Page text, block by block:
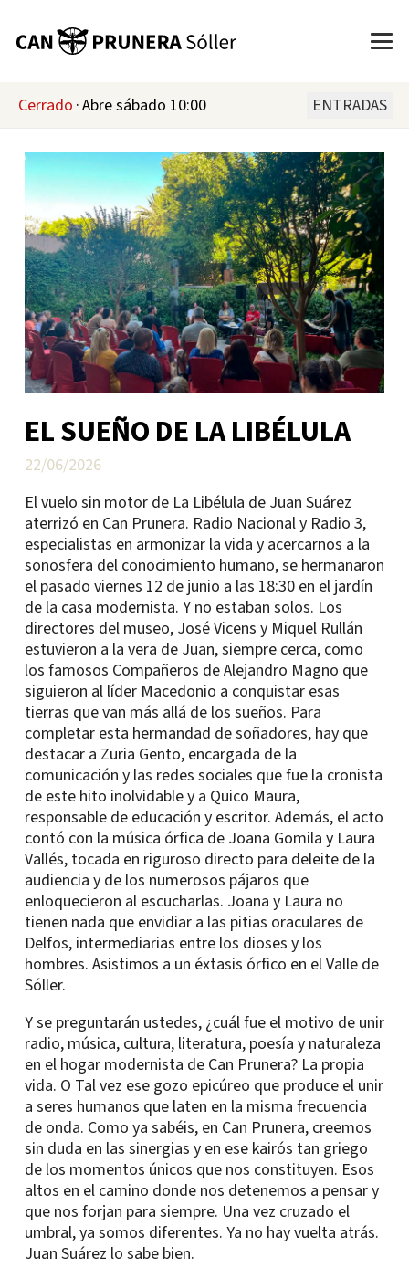
Cerrado ·Abre sábado 10:00 ENTRADAS
EL SUEÑO DE LA LIBÉLULA
22/06/2026
El vuelo sin motor de La Libélula de Juan Suárez
aterrizó en Can Prunera. Radio Nacional y Radio 3,
especialistas en armonizar la vida y acercarnos a la
sonosfera del conocimiento humano, se hermanaron
el pasado viernes 12 de junio a las 18:30 en el jardín
de la casa modernista. Y no estaban solos. Los
directores del museo, José Vicens y Miquel Rullán
estuvieron a la vera de Juan, siempre cerca, como
los famosos Compañeros de Alejandro Magno que
siguieron al líder Macedonio a conquistar esas
tierras que van más allá de los sueños. Para
completar esta hermandad de soñadores, hay que
destacar a Zuria Gento, encargada de la
comunicación y las redes sociales que fue la cronista
de este hito inolvidable y a Quico Maura,
responsable de educación y escritor. Además, el acto
contó con la música órfica de Joana Gomila y Laura
Vallés, tocada en riguroso directo para deleite de la
audiencia y de los numerosos pájaros que
enloquecieron al escucharlas. Joana y Laura no
tienen nada que envidiar a las pitias oraculares de
Delfos, intermediarias entre los dioses y los
hombres. Asistimos a un éxtasis órfico en el Valle de
Sóller.
Y se preguntarán ustedes, ¿cuál fue el motivo de unir
radio, música, cultura, literatura, poesía y naturaleza
en el hogar modernista de Can Prunera? La propia
vida. O Tal vez ese gozo epicúreo que produce el unir
a seres humanos que laten en la misma frecuencia
de onda. Como ya sabéis, en Can Prunera, creemos
sin duda en las sinergias y en ese kairós tan griego
de los momentos únicos que nos constituyen. Esos
altos en el camino donde nos detenemos a pensar y
que nos forjan para siempre. Una vez cruzado el
umbral, ya somos diferentes. Ya no hay vuelta atrás.
Juan Suárez lo sabe bien.